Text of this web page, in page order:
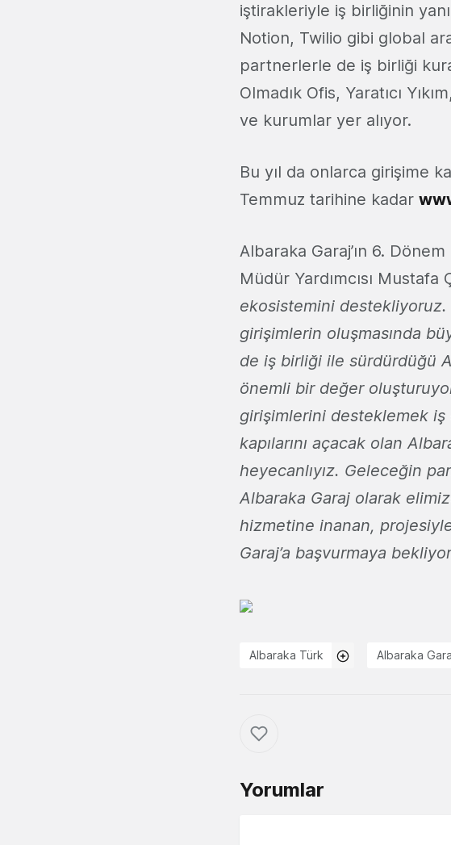
iştirakleriyle iş birliğinin
Notion, Twilio gibi global
partnerlerle de iş birliği
Olmadık Ofis, Yaratıcı
ve kurumlar yer alıyor.
Bu yıl da onlarca girişime
Temmuz tarihine kadar
Albaraka Garaj’ın 6.
Müdür Yardımcısı Mustafa
ekosistemini
girişimlerin oluşmasında
de iş birliği ile sürdürdüğü
önemli bir değer
girişimlerini desteklemek iş
kapılarını açacak olan
heyecanlıyız. Geleceğin
Albaraka Garaj olarak
hizmetine inanan,
Garaj’a başvurmaya
Albaraka Türk Albaraka
Yorumlar